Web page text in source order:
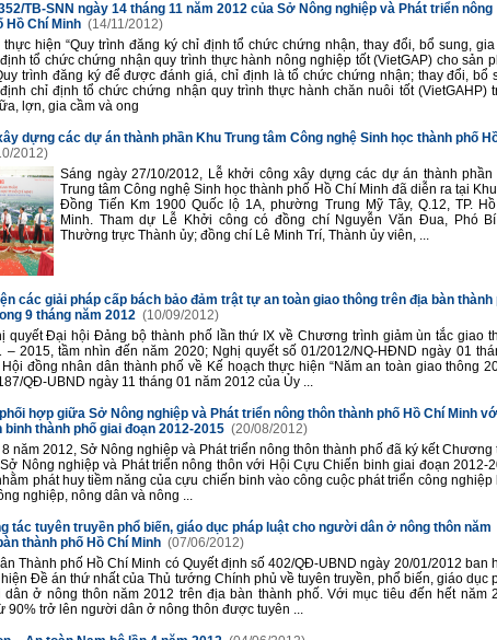
TB-SNN ngày 14 tháng 11 năm 2012 của Sở Nông nghiệp và Phát triển nông
Hồ Chí Minh (14/11/2012)
hiện “Quy trình đăng ký chỉ định tổ chức chứng nhận, thay đổi, bổ sung, gia
tổ chức chứng nhận quy trình thực hành nông nghiệp tốt (VietGAP) cho sản
trình đăng ký để được đánh giá, chỉ định là tổ chức chứng nhận; thay đổi, bổ
chỉ định tổ chức chứng nhận quy trình thực hành chăn nuôi tốt (VietGAHP)
lợn, gia cầm và ong
dựng các dự án thành phần Khu Trung tâm Công nghệ Sinh học thành phố
2012)
Sáng ngày 27/10/2012, Lễ khởi công xây dựng các dự án thành phần
Trung tâm Công nghệ Sinh học thành phố Hồ Chí Minh đã diễn ra tại
Đồng Tiến Km 1900 Quốc lộ 1A, phường Trung Mỹ Tây, Q.12, TP.
Minh. Tham dự Lễ Khởi công có đồng chí Nguyễn Văn Đua, Phó
Thường trực Thành ủy; đồng chí Lê Minh Trí, Thành ủy viên, ...
các giải pháp cấp bách bảo đảm trật tự an toàn giao thông trên địa bàn thành
9 tháng năm 2012 (10/09/2012)
quyết Đại hội Đảng bộ thành phố lần thứ IX về Chương trình giảm ùn tắc giao
– 2015, tầm nhìn đến năm 2020; Nghị quyết số 01/2012/NQ-HĐND ngày 01
đồng nhân dân thành phố về Kế hoạch thực hiện “Năm an toàn giao thông
QĐ-UBND ngày 11 tháng 01 năm 2012 của Ủy ...
hợp giữa Sở Nông nghiệp và Phát triển nông thôn thành phố Hồ Chí Minh
binh thành phố giai đoạn 2012-2015 (20/08/2012)
8 năm 2012, Sở Nông nghiệp và Phát triển nông thôn thành phố đã ký kết Chương
Nông nghiệp và Phát triển nông thôn với Hội Cựu Chiến binh giai đoạn 2012-
phát huy tiềm năng của cựu chiến binh vào công cuộc phát triển công nghiệp
nghiệp, nông dân và nông ...
tác tuyên truyền phổ biến, giáo dục pháp luật cho người dân ở nông thôn năm
thành phố Hồ Chí Minh (07/06/2012)
Thành phố Hồ Chí Minh có Quyết định số 402/QĐ-UBND ngày 20/01/2012 ban
Đề án thứ nhất của Thủ tướng Chính phủ về tuyên truyền, phổ biến, giáo dục
dân ở nông thôn năm 2012 trên địa bàn thành phố. Với mục tiêu đến hết năm
90% trở lên người dân ở nông thôn được tuyên ...